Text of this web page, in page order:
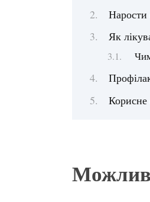
Нарости
Як
Корисне